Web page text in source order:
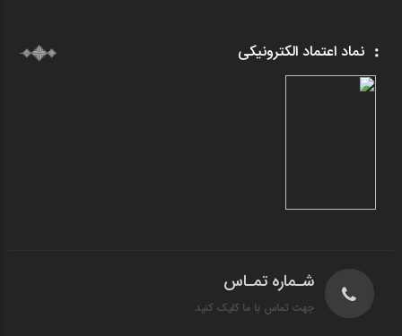
نماد اعتماد الکترونیکی
شـماره تمـاس
جهت تماس با ما کلیک کنید